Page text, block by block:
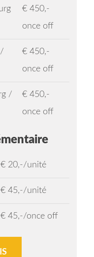
€ 450,-
once off
€ 450,-
once off
/
€ 450,-
once off
€ 20,-/unité
€ 45,-/unité
€ 45,-/once off